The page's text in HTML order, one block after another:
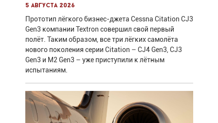
5 августа 2026
Прототип лёгкого бизнес-джета Cessna Citation CJ3
Gen3 компании Textron совершил свой первый
полёт. Таким образом, все три лёгких самолёта
нового поколения серии Citation – CJ4 Gen3, CJ3
Gen3 и M2 Gen3 – уже приступили к лётным
испытаниям.